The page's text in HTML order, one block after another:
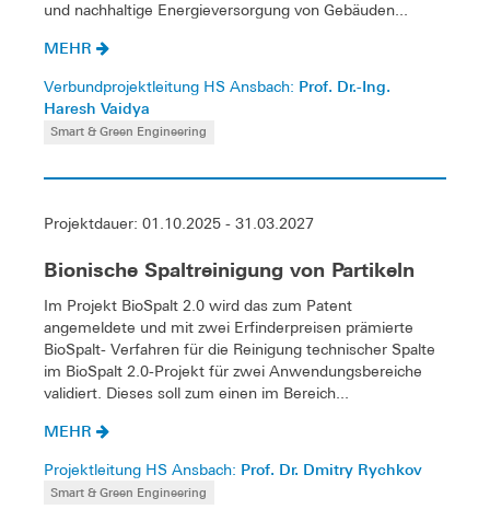
und nachhaltige Energieversorgung von Gebäuden...
MEHR
Verbundprojektleitung HS Ansbach: Prof. Dr.-Ing.
Haresh Vaidya
Smart & Green Engineering
Projektdauer: 01.10.2025 - 31.03.2027
Bionische Spaltreinigung von Partikeln
Im Projekt BioSpalt 2.0 wird das zum Patent
angemeldete und mit zwei Erfinderpreisen prämierte
BioSpalt- Verfahren für die Reinigung technischer Spalte
im BioSpalt 2.0-Projekt für zwei Anwendungsbereiche
validiert. Dieses soll zum einen im Bereich...
MEHR
Projektleitung HS Ansbach: Prof. Dr. Dmitry Rychkov
Smart & Green Engineering